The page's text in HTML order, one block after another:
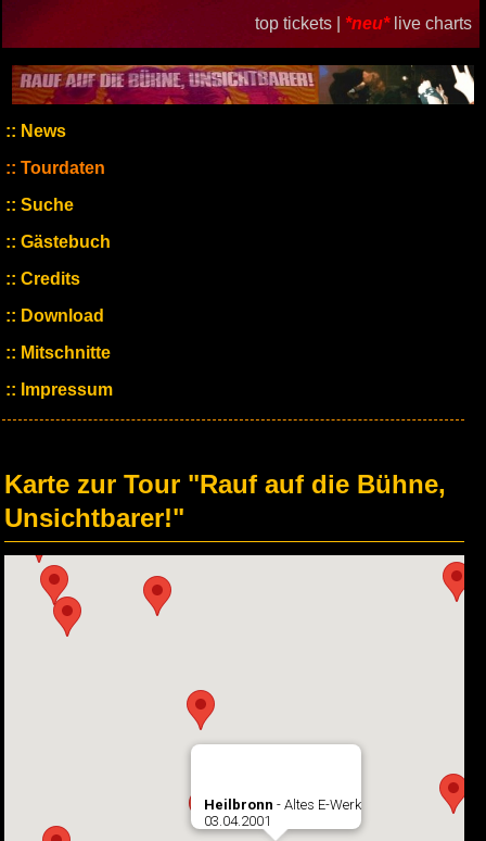
top tickets | *neu* live charts
News
Tourdaten
Suche
Gästebuch
Credits
Download
Mitschnitte
Impressum
Karte zur Tour "Rauf auf die Bühne,
Unsichtbarer!"
Heilbronn - Altes E-Werk
03.04.2001